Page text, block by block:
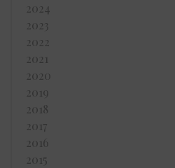
2024
2023
2022
2021
2020
2019
2018
2017
2016
2015